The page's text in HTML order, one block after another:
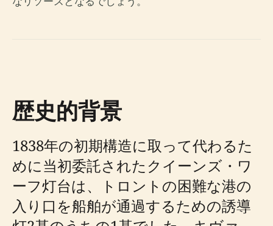
歴史的背景
1838年の初期構造に取って代わるた
めに当初委託されたクイーンズ・ワ
ーフ灯台は、トロントの困難な港の
入り口を船舶が通過するための誘導